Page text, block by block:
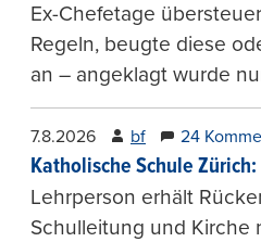
Ex-Chefetage
Regeln, beugte diese
an – angeklagt wurde
7.8.2026 bf 24
Katholische Schule
Lehrperson erhält
Schulleitung und Kirche